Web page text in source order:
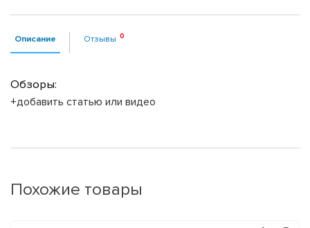
Описание Отзывы
Обзоры:
+добавить статью или видео
Похожие товары